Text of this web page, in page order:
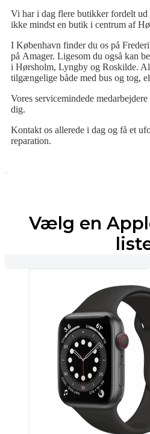
Vi har i dag flere butikker fordelt ud
ikke mindst en butik i centrum af
I København finder du os på
på Amager. Ligesom du også kan
i Hørsholm, Lyngby og Roskilde.
tilgængelige både med bus og tog,
Vores servicemindede
dig.
Kontakt os allerede i dag og få et
reparation.
Vælg en